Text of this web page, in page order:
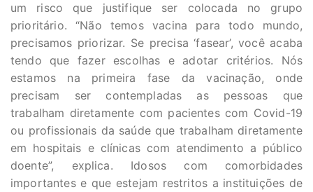
um risco que justifique ser colocada no grupo
prioritário. “Não temos vacina para todo mundo,
precisamos priorizar. Se precisa ‘fasear’, você acaba
tendo que fazer escolhas e adotar critérios. Nós
estamos na primeira fase da vacinação, onde
precisam ser contempladas as pessoas que
trabalham diretamente com pacientes com Covid-19
ou profissionais da saúde que trabalham diretamente
em hospitais e clínicas com atendimento a público
doente”, explica. Idosos com comorbidades
importantes e que estejam restritos a instituições de